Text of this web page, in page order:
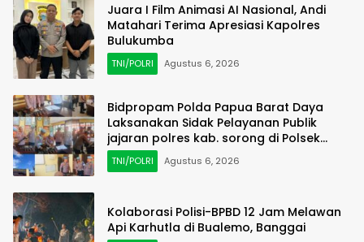
Juara I Film Animasi AI Nasional, Andi
Matahari Terima Apresiasi Kapolres
Bulukumba
TNI/POLRI Agustus 6, 2026
Bidpropam Polda Papua Barat Daya
Laksanakan Sidak Pelayanan Publik
jajaran polres kab. sorong di Polsek
Salawati
TNI/POLRI Agustus 6, 2026
Kolaborasi Polisi-BPBD 12 Jam Melawan
Api Karhutla di Bualemo, Banggai